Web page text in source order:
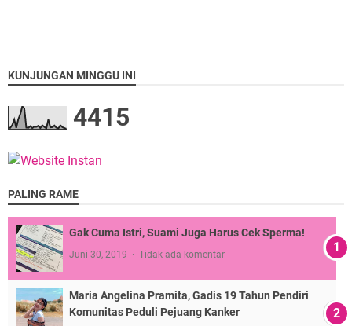
KUNJUNGAN MINGGU INI
4415
PALING RAME
Gak Cuma Istri, Suami Juga Harus Cek Sperma!
Juni 30, 2019 Tidak ada komentar
Maria Angelina Pramita, Gadis 19 Tahun Pendiri
Komunitas Peduli Pejuang Kanker